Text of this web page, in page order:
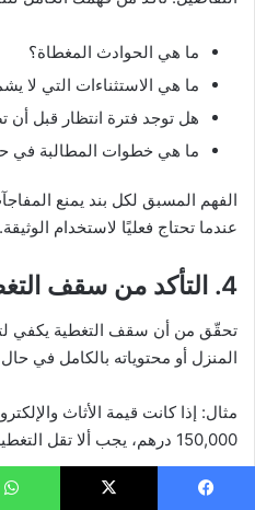
ما هي الحوادث المغطاة؟
ما هي الاستثناءات التي لا
هل توجد فترة انتظار قبل أن
ما هي خطوات المطالبة في
الفهم المسبق لكل بند يمنع
عندما تحتاج فعليًا لاستخدام الوثيقة.
4. التأكد من سقف التغطية وحدود التعويض
تحقّق من أن سقف التغطية يكفي
المنزل أو محتوياته بالكامل في
مثال: إذا كانت قيمة الأثاث
150,000 درهم، يجب ألا تقل التغطية عن هذا المبلغ.
بعض الوثائق تحتوي على حدود